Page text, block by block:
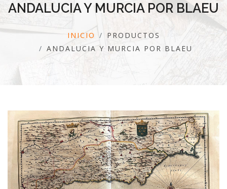
ANDALUCIA Y MURCIA POR BLAEU
INICIO
PRODUCTOS
ANDALUCIA Y MURCIA POR BLAEU